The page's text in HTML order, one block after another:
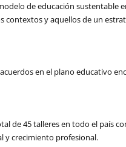
de educación sustentable
contextos y aquellos de un
en el plano educativo
de 45 talleres en todo el país
y crecimiento profesional.